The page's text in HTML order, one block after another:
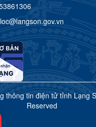
thông tin điện tử tỉnh Lạng
Reserved